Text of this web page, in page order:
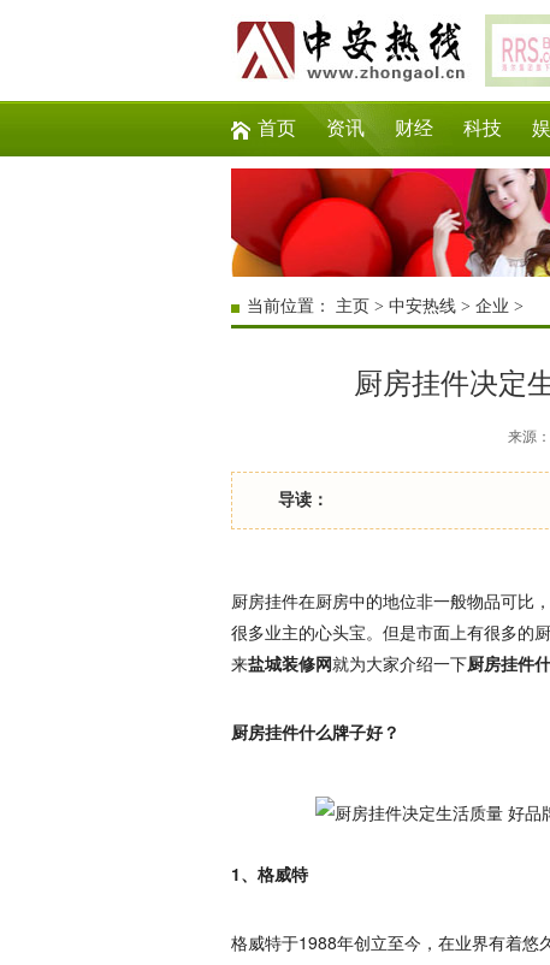
首页 资讯 财经 科技
当前位置： 主页 > 中安热线 > 企业 >
厨房挂件决定
来源
导读：
厨房挂件在厨房中的地位非一般物品可比
很多业主的心头宝。但是市面上有很多的
来盐城装修网就为大家介绍一下厨房挂件
厨房挂件什么牌子好？
1、格威特
格威特于1988年创立至今，在业界有着悠